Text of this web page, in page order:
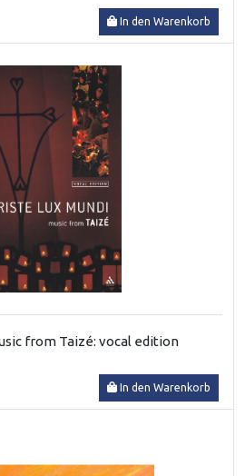
In den Warenkorb
from Taizé: vocal edition
In den Warenkorb